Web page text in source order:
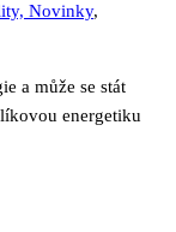
Novinky,
a může se stát
energetiku